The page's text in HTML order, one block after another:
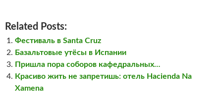
Related Posts:
Фестиваль в Santa Cruz
Базальтовые утёсы в Испании
Пришла пора соборов кафедральных…
Красиво жить не запретишь: отель Hacienda Na
Xamena